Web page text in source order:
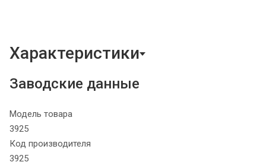
Характеристики
Заводские данные
Модель товара
3925
Код производителя
3925